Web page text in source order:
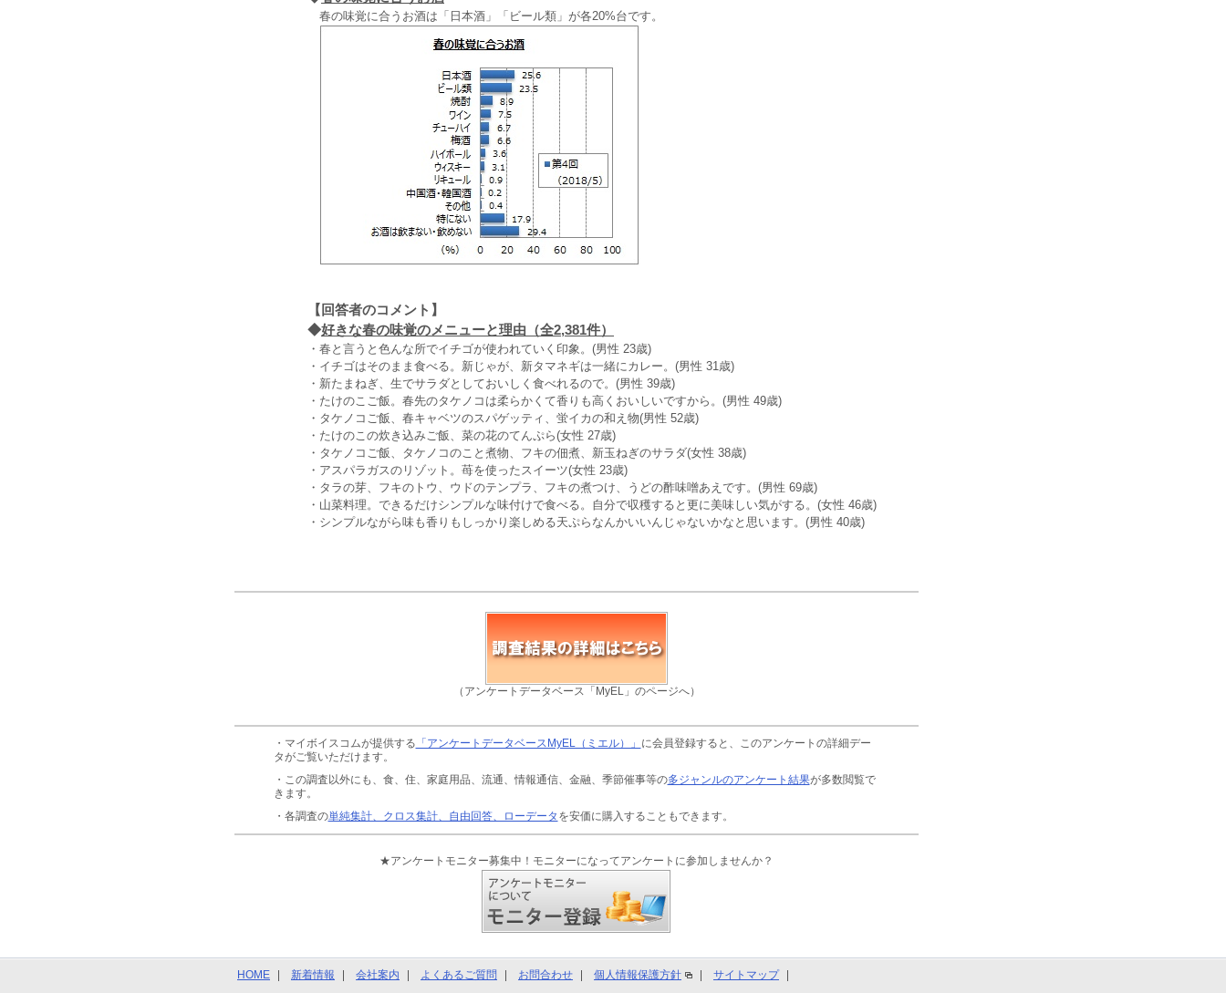
春の味覚に合うお酒は「日本酒」「ビール類」が各20%台です。
【回答者のコメント】
◆好きな春の味覚のメニューと理由（全2,381件）
・春と言うと色んな所でイチゴが使われていく印象。(男性 23歳)
・イチゴはそのまま食べる。新じゃが、新タマネギは一緒にカレー。(男性 31歳)
・新たまねぎ、生でサラダとしておいしく食べれるので。(男性 39歳)
・たけのこご飯。春先のタケノコは柔らかくて香りも高くおいしいですから。(男性 49歳)
・タケノコご飯、春キャベツのスパゲッティ、蛍イカの和え物(男性 52歳)
・たけのこの炊き込みご飯、菜の花のてんぷら(女性 27歳)
・タケノコご飯、タケノコのこと煮物、フキの佃煮、新玉ねぎのサラダ(女性 38歳)
・アスパラガスのリゾット。苺を使ったスイーツ(女性 23歳)
・タラの芽、フキのトウ、ウドのテンプラ、フキの煮つけ、うどの酢味噌あえです。(男性 69歳)
・山菜料理。できるだけシンプルな味付けで食べる。自分で収穫すると更に美味しい気がする。(女性 46歳)
・シンプルながら味も香りもしっかり楽しめる天ぷらなんかいいんじゃないかなと思います。(男性 40歳)
（アンケートデータベース「MyEL」のページへ）
・マイボイスコムが提供する 「アンケートデータベースMyEL（ミエル）」 に会員登録すると、このアンケートの詳細デー
タがご覧いただけます。
・この調査以外にも、食、住、家庭用品、流通、情報通信、金融、季節催事等の多ジャンルのアンケート結果が多数閲覧で
きます。
・各調査の単純集計、クロス集計、自由回答、ローデータ を安価に購入することもできます。
★アンケートモニター募集中！モニターになってアンケートに参加しませんか？
HOME 新着情報 会社案内 よくあるご質問 お問合わせ 個人情報保護方針 サイトマップ